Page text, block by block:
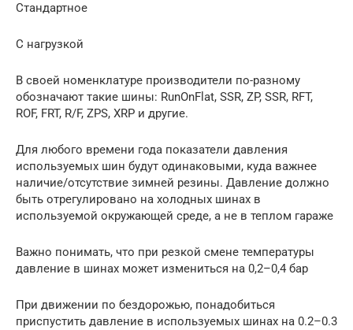
Стандартное
С нагрузкой
В своей номенклатуре производители по-разному
обозначают такие шины: RunOnFlat, SSR, ZP, SSR, RFT,
ROF, FRT, R/F, ZPS, XRP и другие.
Для любого времени года показатели давления
используемых шин будут одинаковыми, куда важнее
наличие/отсутствие зимней резины. Давление должно
быть отрегулировано на холодных шинах в
используемой окружающей среде, а не в теплом гараже
Важно понимать, что при резкой смене температуры
давление в шинах может измениться на 0,2–0,4 бар
При движении по бездорожью, понадобиться
приспустить давление в используемых шинах на 0.2–0.3